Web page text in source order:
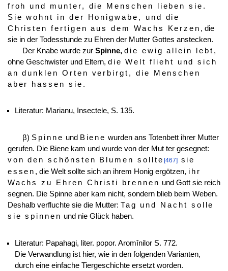
froh und munter, die Menschen lieben sie.
Sie wohnt in der Honigwabe, und die
Christen fertigen aus dem Wachs Kerzen , die
sie in der Todesstunde zu Ehren der Mutter Gottes anstecken.
Der Knabe wurde zur Spinne, die ewig allein lebt ,
ohne Geschwister und Eltern, die Welt flieht und sich
an dunklen Orten verbirgt, die Menschen
aber hassen sie .
Literatur: Marianu, Insectele, S. 135.
β) Spinne und Biene wurden ans Totenbett ihrer Mutter
gerufen. Die Biene kam und wurde von der Mut ter gesegnet:
von den schönsten Blumen sollte [467]sie
essen , die Welt sollte sich an ihrem Honig ergötzen, ihr
Wachs zu Ehren Christi brennen und Gott sie reich
segnen. Die Spinne aber kam nicht, sondern blieb beim Weben.
Deshalb verfluchte sie die Mutter: Tag und Nacht solle
sie spinnen und nie Glück haben.
Literatur: Papahagi, liter. popor. Aromînilor S. 772.
Die Verwandlung ist hier, wie in den folgenden Varianten,
durch eine einfache Tiergeschichte ersetzt worden.